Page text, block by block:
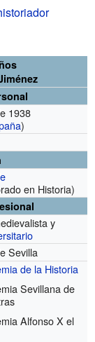
1938
)
en Historia)
y
Sevilla
de la Historia
Sevillana de
Alfonso X el